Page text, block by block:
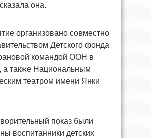
она.
организовано совместно
Детского фонда
командой ООН в
а также Национальным
театром имени Янки
показ были
воспитанники детских